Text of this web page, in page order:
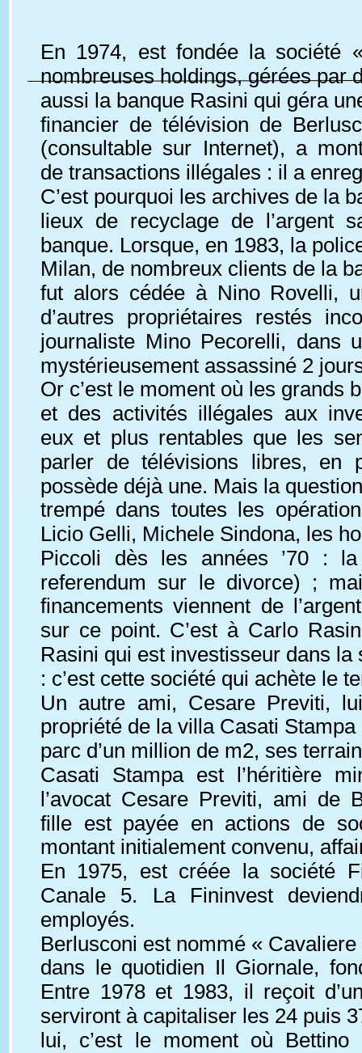
En 1974, est fondée la société
nombreuses holdings, gérées par
aussi la banque Rasini qui géra
financier de télévision de
(consultable sur Internet), a
de transactions illégales : il a
C’est pourquoi les archives de la
lieux de recyclage de l’argent
banque. Lorsque, en 1983, la
Milan, de nombreux clients de la
fut alors cédée à Nino Rovelli,
d’autres propriétaires restés
journaliste Mino Pecorelli, dans
mystérieusement assassiné 2
Or c’est le moment où les
et des activités illégales aux
eux et plus rentables que les
parler de télévisions libres,
possède déjà une. Mais la
trempé dans toutes les
Licio Gelli, Michele Sindona, les
Piccoli dès les années ’70 :
referendum sur le divorce) ;
financements viennent de
sur ce point. C’est à Carlo
Rasini qui est investisseur dans
: c’est cette société qui achète le
Un autre ami, Cesare Previti,
propriété de la villa Casati
parc d’un million de m2, ses
Casati Stampa est l’héritière
l’avocat Cesare Previti, ami de
fille est payée en actions de
montant initialement convenu,
En 1975, est créée la société
Canale 5. La Fininvest
employés.
Berlusconi est nommé «
dans le quotidien Il Giornale,
Entre 1978 et 1983, il reçoit
serviront à capitaliser les 24 puis
lui, c’est le moment où